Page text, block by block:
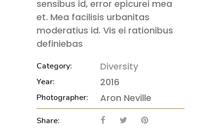
sensibus id, error epicurei mea
et. Mea facilisis urbanitas
moderatius id. Vis ei rationibus
definiebas
Category: Diversity
Year: 2016
Photographer: Aron Neville
Share: